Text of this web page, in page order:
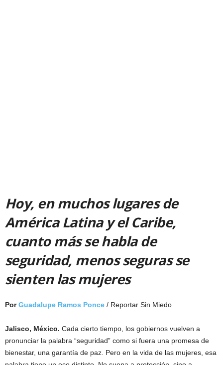
Hoy, en muchos lugares de
América Latina y el Caribe,
cuanto más se habla de
seguridad, menos seguras se
sienten las mujeres
PorGuadalupe Ramos Ponce / Reportar Sin Miedo
Jalisco, México. Cada cierto tiempo, los gobiernos vuelven a
pronunciar la palabra “seguridad” como si fuera una promesa de
bienestar, una garantía de paz. Pero en la vida de las mujeres, esa